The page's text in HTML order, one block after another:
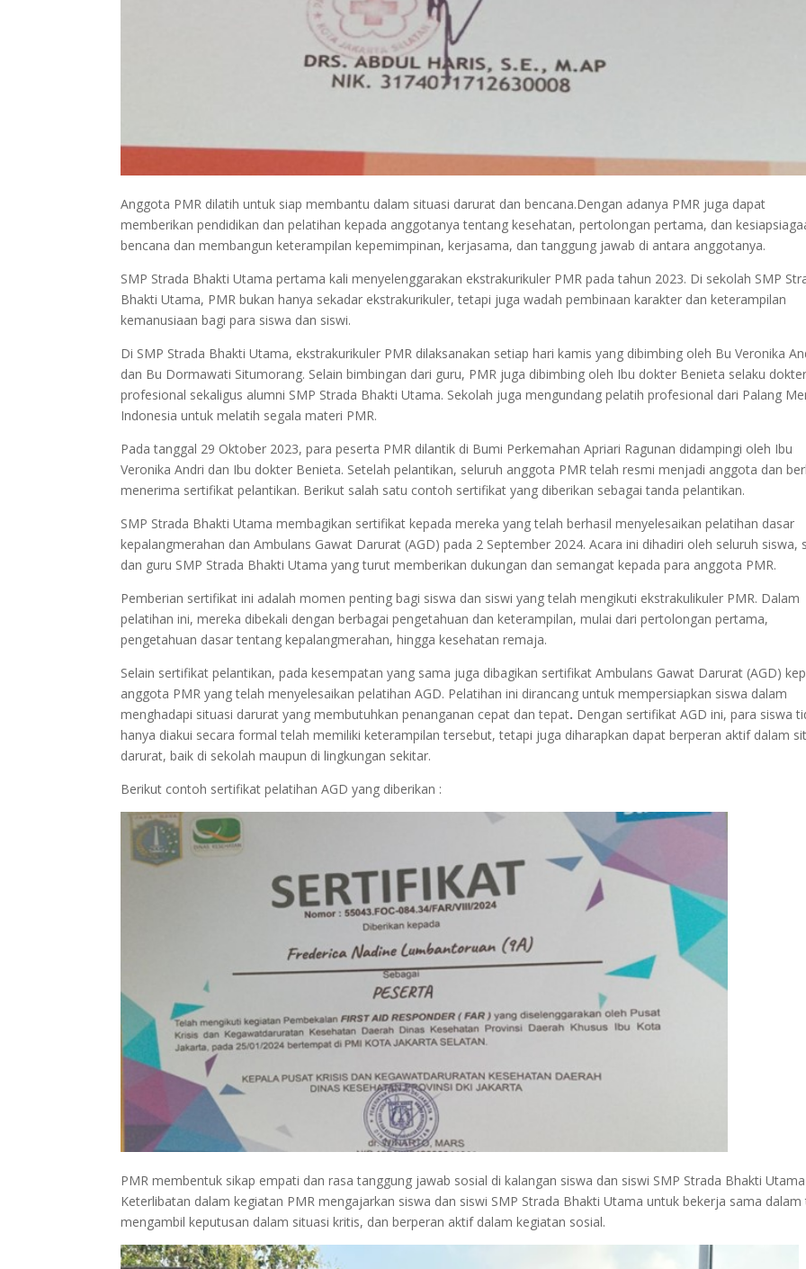
Anggota PMR dilatih untuk siap membantu dalam situasi darurat dan bencana.Dengan adanya PMR juga dapat
memberikan pendidikan dan pelatihan kepada anggotanya tentang kesehatan, pertolongan pertama, dan
bencana dan membangun keterampilan kepemimpinan, kerjasama, dan tanggung jawab di antara anggotanya.
SMP Strada Bhakti Utama pertama kali menyelenggarakan ekstrakurikuler PMR pada tahun 2023. Di sekolah SMP
Bhakti Utama, PMR bukan hanya sekadar ekstrakurikuler, tetapi juga wadah pembinaan karakter dan keterampilan
kemanusiaan bagi para siswa dan siswi.
Di SMP Strada Bhakti Utama, ekstrakurikuler PMR dilaksanakan setiap hari kamis yang dibimbing oleh Bu Veronika
dan Bu Dormawati Situmorang. Selain bimbingan dari guru, PMR juga dibimbing oleh Ibu dokter Benieta selaku
profesional sekaligus alumni SMP Strada Bhakti Utama. Sekolah juga mengundang pelatih profesional dari Palang
Indonesia untuk melatih segala materi PMR.
Pada tanggal 29 Oktober 2023, para peserta PMR dilantik di Bumi Perkemahan Apriari Ragunan didampingi oleh Ibu
Veronika Andri dan Ibu dokter Benieta. Setelah pelantikan, seluruh anggota PMR telah resmi menjadi anggota dan
menerima sertifikat pelantikan. Berikut salah satu contoh sertifikat yang diberikan sebagai tanda pelantikan.
SMP Strada Bhakti Utama membagikan sertifikat kepada mereka yang telah berhasil menyelesaikan pelatihan dasar
kepalangmerahan dan Ambulans Gawat Darurat (AGD) pada 2 September 2024. Acara ini dihadiri oleh seluruh siswa,
dan guru SMP Strada Bhakti Utama yang turut memberikan dukungan dan semangat kepada para anggota PMR.
Pemberian sertifikat ini adalah momen penting bagi siswa dan siswi yang telah mengikuti ekstrakulikuler PMR. Dalam
pelatihan ini, mereka dibekali dengan berbagai pengetahuan dan keterampilan, mulai dari pertolongan pertama,
pengetahuan dasar tentang kepalangmerahan, hingga kesehatan remaja.
Selain sertifikat pelantikan, pada kesempatan yang sama juga dibagikan sertifikat Ambulans Gawat Darurat (AGD)
anggota PMR yang telah menyelesaikan pelatihan AGD. Pelatihan ini dirancang untuk mempersiapkan siswa dalam
menghadapi situasi darurat yang membutuhkan penanganan cepat dan tepat. Dengan sertifikat AGD ini, para siswa
hanya diakui secara formal telah memiliki keterampilan tersebut, tetapi juga diharapkan dapat berperan aktif dalam
darurat, baik di sekolah maupun di lingkungan sekitar.
Berikut contoh sertifikat pelatihan AGD yang diberikan :
PMR membentuk sikap empati dan rasa tanggung jawab sosial di kalangan siswa dan siswi SMP Strada Bhakti Utama
Keterlibatan dalam kegiatan PMR mengajarkan siswa dan siswi SMP Strada Bhakti Utama untuk bekerja sama
mengambil keputusan dalam situasi kritis, dan berperan aktif dalam kegiatan sosial.